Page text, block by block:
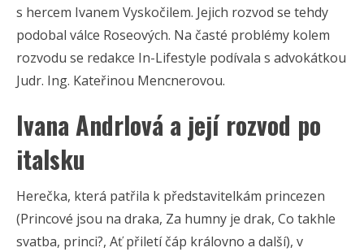
s hercem Ivanem Vyskočilem. Jejich rozvod se tehdy
podobal válce Roseových. Na časté problémy kolem
rozvodu se redakce In-Lifestyle podívala s advokátkou
Judr. Ing. Kateřinou Mencnerovou.
Ivana Andrlová a její rozvod po
italsku
Herečka, která patřila k představitelkám princezen
(Princové jsou na draka, Za humny je drak, Co takhle
svatba, princi?, Ať přiletí čáp královno a další), v